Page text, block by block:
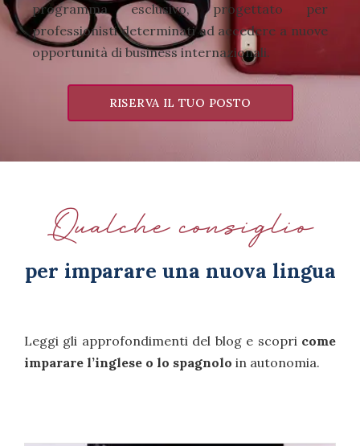
programma esclusivo, progettato per
professionisti determinati ad accedere a nuove
opportunità di business internazionali.
RISERVA IL TUO POSTO
Qualche consiglio
per imparare una nuova lingua
Leggi gli approfondimenti del blog e scopri come
imparare l’inglese o lo spagnolo in autonomia.